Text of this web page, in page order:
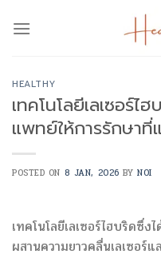
HEALTHY
เทคโนโลยีเลเซอร์
แพทย์ให้การรักษา
POSTED ON 8 JAN, 2026 BYNOI
เทคโนโลยีเลเซอร์ไฮบริดซึ่
ผสานความยาวคลื่นเลเซอร์